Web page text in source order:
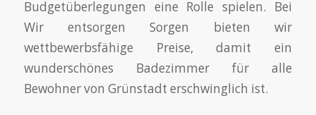
Budgetüberlegungen eine Rolle spielen. Bei
Wir entsorgen Sorgen bieten wir
wettbewerbsfähige Preise, damit ein
wunderschönes Badezimmer für alle
Bewohner von Grünstadt erschwinglich ist.